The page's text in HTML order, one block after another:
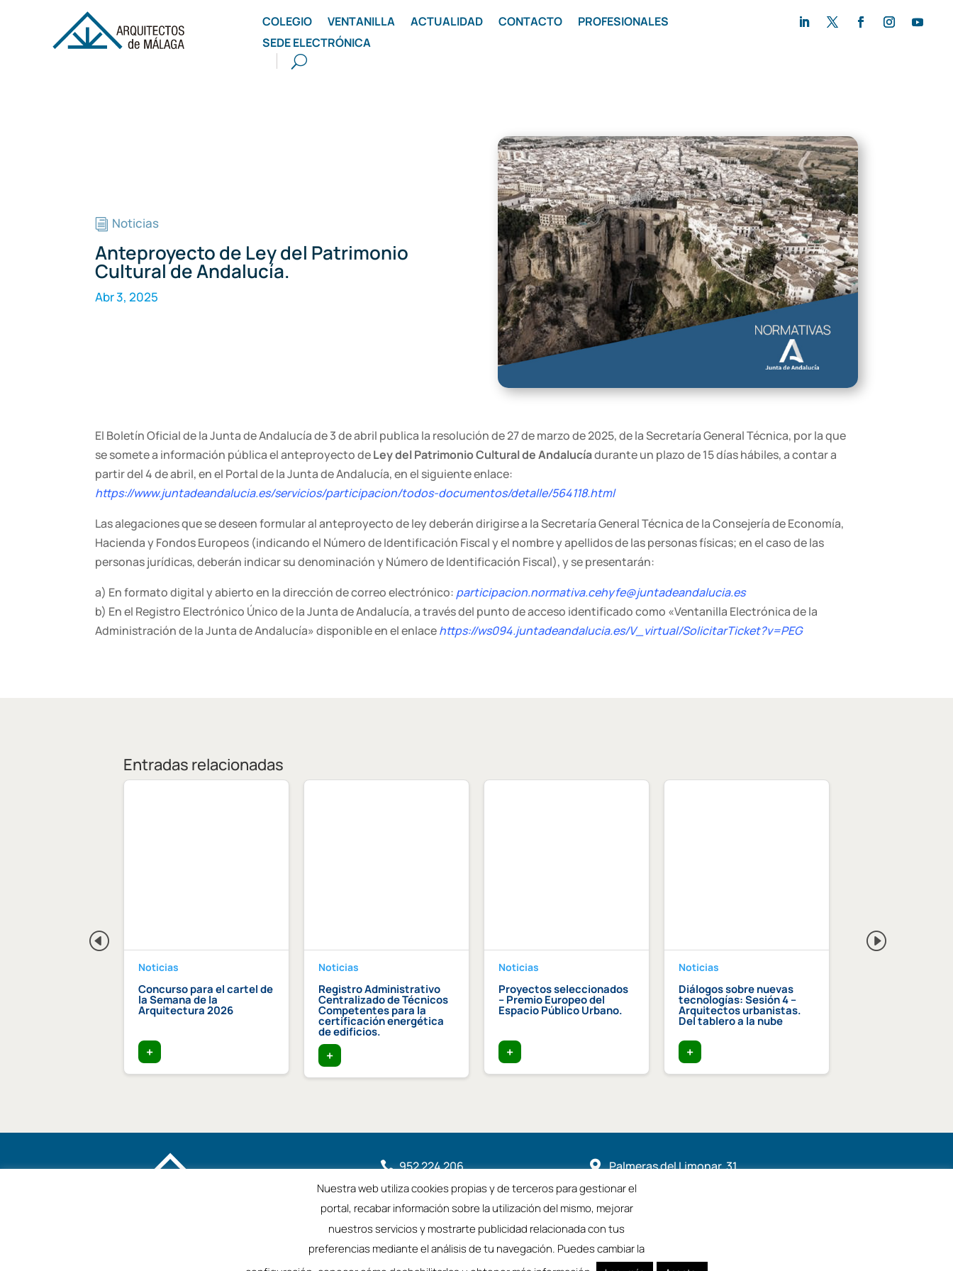
COLEGIO VENTANILLA ACTUALIDAD CONTACTO
PROFESIONALES
SEDE ELECTRÓNICA
i Noticias
Anteproyecto de Ley del Patrimonio
Cultural de Andalucía.
Abr 3, 2025
El Boletín Oficial de la Junta de Andalucía de 3 de abril publica la resolución de 27 de marzo de 2025, de la Secretaría General Técnica, por la que
se somete a información pública el anteproyecto deLey del Patrimonio Cultural de Andalucíadurante un plazo de 15 días hábiles, a contar a
partir del 4 de abril, en el Portal de la Junta de Andalucía, en el siguiente enlace:
https://www.juntadeandalucia.es/servicios/participacion/todos-documentos/detalle/564118.html
Las alegaciones que se deseen formular al anteproyecto de ley deberán dirigirse a la Secretaría General Técnica de la Consejería de Economía,
Hacienda y Fondos Europeos (indicando el Número de Identificación Fiscal y el nombre y apellidos de las personas físicas; en el caso de las
personas jurídicas, deberán indicar su denominación y Número de Identificación Fiscal), y se presentarán:
a) En formato digital y abierto en la dirección de correo electrónico: participacion.normativa.cehyfe@juntadeandalucia.es
b) En el Registro Electrónico Único de la Junta de Andalucía, a través del punto de acceso identificado como «Ventanilla Electrónica de la
Administración de la Junta de Andalucía» disponible en el enlacehttps://ws094.juntadeandalucia.es/V_virtual/SolicitarTicket?v=PEG
Entradas relacionadas
Noticias
Concurso para el cartel de
la Semana de la
Arquitectura 2026
+
Noticias
Registro Administrativo
Centralizado de Técnicos
Competentes para la
certificación energética
de edificios.
+
Noticias
Proyectos seleccionados
– Premio Europeo del
Espacio Público Urbano.
+
Noticias
Diálogos sobre nuevas
tecnologías: Sesión 4 –
Arquitectos urbanistas.
Del tablero a la nube
+
 952 224 206
 coamalaga@coamalaga.es
 Palmeras del Limonar, 31,
29016, Málaga
©2025 – Colegio de Arquitectos de Málaga Aviso Legal
Nuestra web utiliza cookies propias y de terceros para gestionar el
portal, recabar información sobre la utilización del mismo, mejorar
nuestros servicios y mostrarte publicidad relacionada con tus
preferencias mediante el análisis de tu navegación. Puedes cambiar la